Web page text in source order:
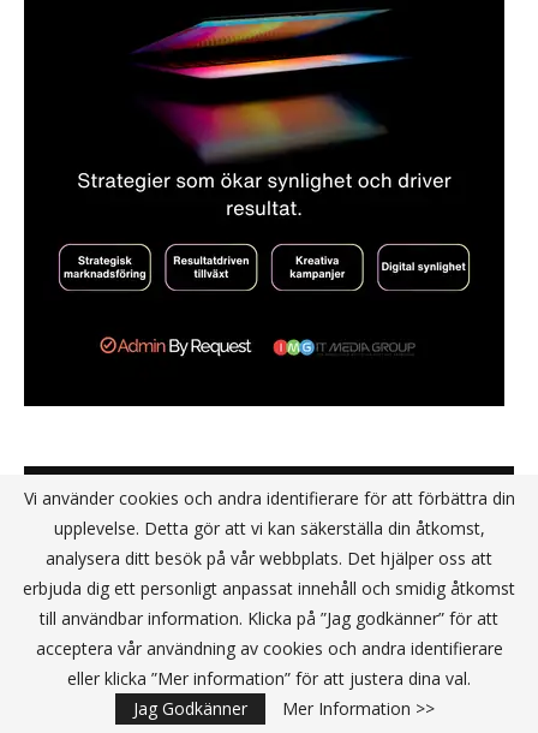
NYHETSBREV JA TACK
Vi använder cookies och andra identifierare för att förbättra din
upplevelse. Detta gör att vi kan säkerställa din åtkomst,
analysera ditt besök på vår webbplats. Det hjälper oss att
erbjuda dig ett personligt anpassat innehåll och smidig åtkomst
till användbar information. Klicka på ”Jag godkänner” för att
acceptera vår användning av cookies och andra identifierare
eller klicka ”Mer information” för att justera dina val.
Jag Godkänner
Mer Information >>